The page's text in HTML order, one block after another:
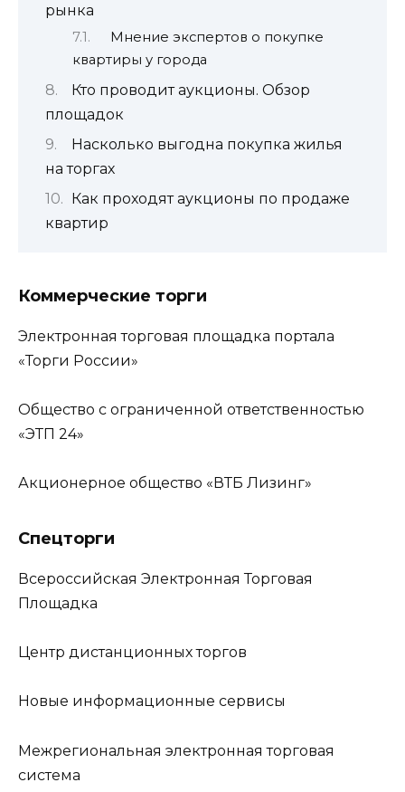
рынка
Мнение экспертов о покупке
квартиры у города
Кто проводит аукционы. Обзор
площадок
Насколько выгодна покупка жилья
на торгах
Как проходят аукционы по продаже
квартир
Коммерческие торги
Электронная торговая площадка портала
«Торги России»
Общество с ограниченной ответственностью
«ЭТП 24»
Акционерное общество «ВТБ Лизинг»
Спецторги
Всероссийская Электронная Торговая
Площадка
Центр дистанционных торгов
Новые информационные сервисы
Межрегиональная электронная торговая
система